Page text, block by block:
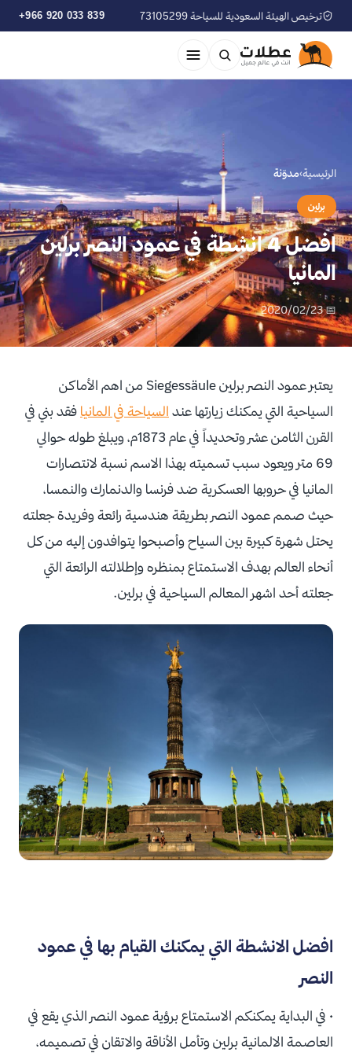
ترخيص الهيئة السعودية للسياحة 73105299 +966 920 033 839
الرئيسية›مدوّنة
برلين
افضل 4 انشطة في عمود النصر برلين
المانيا
📅 2020/02/23
يعتبر عمود النصر برلين Siegessäule من اهم الأماكن
السياحية التي يمكنك زيارتها عند السياحة في المانيا فقد بني في
القرن الثامن عشر وتحديداً في عام 1873م، ويبلغ طوله حوالي
69 متر ويعود سبب تسميته بهذا الاسم نسبة لانتصارات
المانيا في حروبها العسكرية ضد فرنسا والدنمارك والنمسا،
حيث صمم عمود النصر بطريقة هندسية رائعة وفريدة جعلته
يحتل شهرة كبيرة بين السياح وأصبحوا يتوافدون إليه من كل
أنحاء العالم بهدف الاستمتاع بمنظره وإطلالته الرائعة التي
جعلته أحد اشهر المعالم السياحية في برلين.
افضل الانشطة التي يمكنك القيام بها في عمود
النصر
• في البداية يمكنكم الاستمتاع برؤية عمود النصر الذي يقع في
العاصمة الالمانية برلين وتأمل الأناقة والاتقان في تصميمه،